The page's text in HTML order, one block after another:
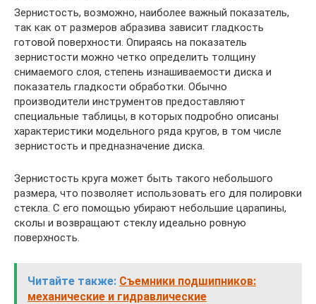
Зернистость, возможно, наиболее важный показатель,
так как от размеров абразива зависит гладкость
готовой поверхности. Опираясь на показатель
зернистости можно четко определить толщину
снимаемого слоя, степень изнашиваемости диска и
показатель гладкости обработки. Обычно
производители инструментов предоставляют
специальные таблицы, в которых подробно описаны
характеристики модельного ряда кругов, в том числе
зернистость и предназначение диска.
Зернистость круга может быть такого небольшого
размера, что позволяет использовать его для полировки
стекла. С его помощью убирают небольшие царапины,
сколы и возвращают стеклу идеально ровную
поверхность.
Читайте также: Съемники подшипников:
механические и гидравлические